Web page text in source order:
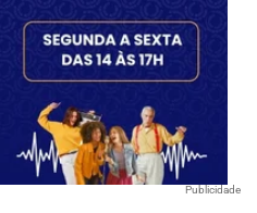
Publicidade